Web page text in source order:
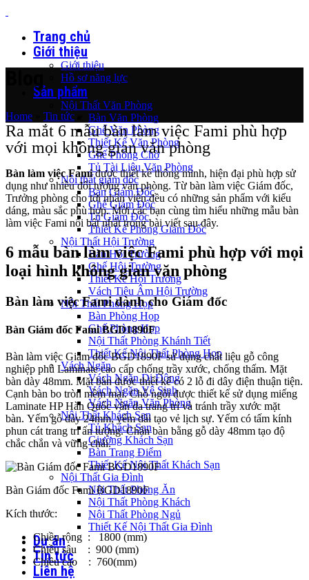
Trang chủ
Giới thiệu
Giới thiệu
Hồ sơ năng lực
Sản phẩm
Nội Thất Văn Phòng
Bàn Văn Phòng
Ghế Văn Phòng
Thiết Kế Văn Phòng
Ghế Phòng Chờ
Tủ Tài Liệu Văn Phòng
Nội thất giám đốc
Bàn Giám Đốc
Ghế Giám Đốc
Tủ Giám Đốc
Thiết Kế Phòng Giám Đốc
Nội Thất Hội Trường
Bàn Hội Trường
Ghế Hội Trường
Thiết Kế Hội Trường
Vách Tiêu Âm Hội Trường
Nội Thất Phòng Họp
Bàn Phòng Họp
Ghế Phòng Họp
Nội Thất Phòng Khánh Tiết
Thiết Kế Nội Thất Phòng Họp
Vách Ngăn
Vách Ngăn Di Động
Vách Ngăn Vệ Sinh
Vách Ngăn Văn Phòng
Nội Thất Khách Sạn
Tủ Khách Sạn
Giường Khách Sạn
Bàn Trang Điểm
Thiết Kế Nội Thất Khách Sạn
Nội Thất Gia Đình
Nội Thất Phòng Ăn
Nội Thất Phòng Khách
Nội Thất Phòng Ngủ
Thiết Kế Nội Thất Gia Đình
Dự án
Tin tức
Liên hệ
Blog
Home Tin tức
Ra mắt 6 mẫu bàn làm việc Fami phù hợp
với mọi không gian văn phòng
Bàn làm việc Famiđược thiết kế thông minh, hiện đại phù hợp sử
dụng như nhiều đối tượng văn phòng. Từ bàn làm việc Giám đốc,
Trưởng phòng cho tới nhân viên đều có những sản phẩm với kiểu
dáng, màu sắc phù hợp. Mời các bạn cùng tìm hiểu những mẫu bàn
làm việc Fami nổi bật nhất trong bài viết sau đây.
6 mẫu bàn làm việc Fami phù hợp với mọi
loại hình không gian văn phòng
Bàn làm việc Fami dành cho Giám đốc
Bàn Giám đốc Fami BGD1890F
Bàn làm việc Giám đốc BGD1890F sử dụng chất liệu gỗ công
nghiệp phủ Laminate cao cấp chống trầy xước, chống thấm. Mặt
bàn dày 48mm. Mặt bàn được thiết kế có 2 lỗ đi dây điện thuận tiện.
Cạnh bàn bo tròn mềm mại. Chỗ ngồi được thiết kế sử dụng miếng
Laminate HP Hàn Quốc vân da trang trí và tránh trầy xước mặt
bàn. Yếm gỗ dày 24mm, yếm dài tạo vẻ lịch sự. Yếm có tấm kính
phun cát trang trí ấn tượng. Chân bàn bằng gỗ dày 48mm tạo độ
chắc chắn và vững chãi.
Bàn Giám đốc Fami BGD1890F
Kích thước:
Chiều rộng : 1800 (mm)
Chiều sâu : 900 (mm)
Chiều cao : 760(mm)